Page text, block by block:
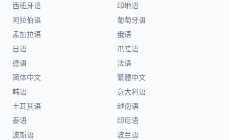
西班牙语
印地语
阿拉伯语
葡萄牙语
孟加拉语
俄语
日语
爪哇语
德语
法语
简体中文
繁體中文
韩语
意大利语
土耳其语
越南语
泰语
印尼语
波斯语
波兰语